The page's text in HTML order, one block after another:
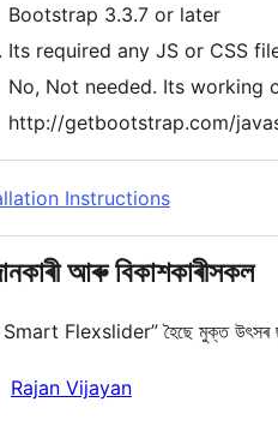
Bootstrap 3.3.7 or later
Its required any JS or CSS
No, Not needed. Its working
http://getbootstrap.com/
Instructions
আৰু বিকাশকাৰীসকল
Flexslider” হৈছে মুক্ত উৎসৰ
Rajan Vijayan